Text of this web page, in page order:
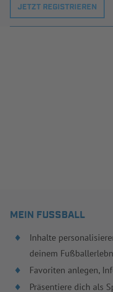
JETZT REGISTRIEREN
MEIN FUSSBALL
Inhalte
deinem
Favoriten anlegen,
Präsentiere dich als